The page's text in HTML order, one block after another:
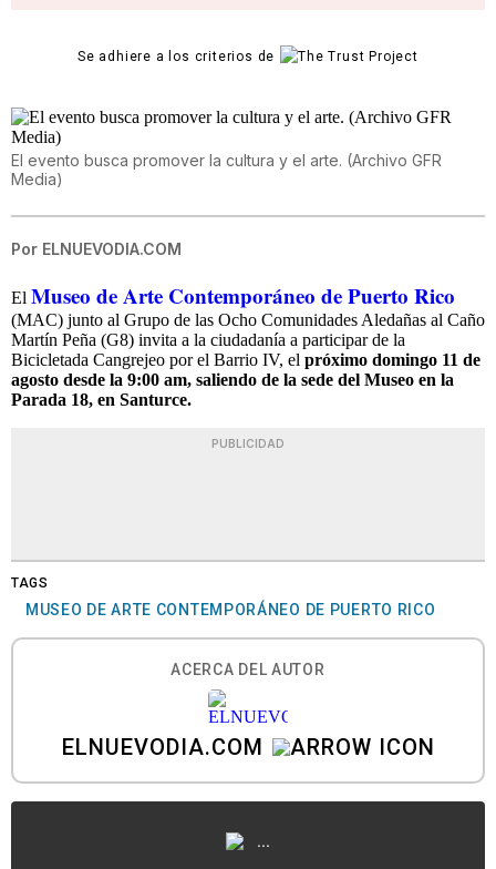
Se adhiere a los criterios de
El evento busca promover la cultura y el arte. (Archivo GFR
Media)
Por ELNUEVODIA.COM
El Museo de Arte Contemporáneo de Puerto Rico
(MAC) junto al Grupo de las Ocho Comunidades Aledañas al Caño
Martín Peña (G8) invita a la ciudadanía a participar de la
Bicicletada Cangrejeo por el Barrio IV, el próximo domingo 11 de
agosto desde la 9:00 am, saliendo de la sede del Museo en la
Parada 18, en Santurce.
PUBLICIDAD
TAGS
MUSEO DE ARTE CONTEMPORÁNEO DE PUERTO RICO
ACERCA DEL AUTOR
ELNUEVODIA.COM
...